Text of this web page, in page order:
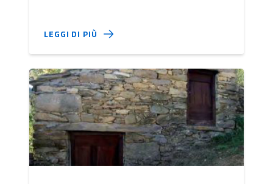
LEGGI DI PIÙ